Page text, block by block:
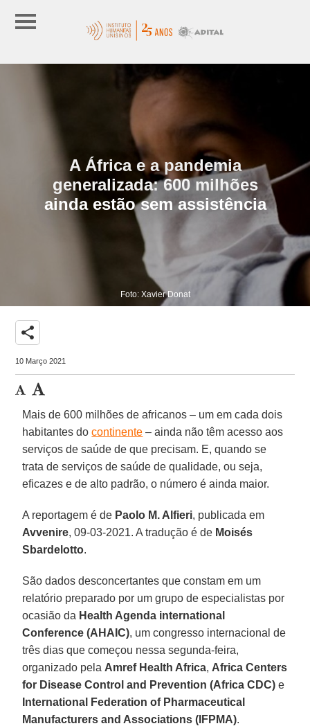
A África e a pandemia
generalizada: 600 milhões
ainda estão sem assistência
Foto: Xavier Donat
share
10 Março 2021
Mais de 600 milhões de africanos – um em cada dois
habitantes docontinente – ainda não têm acesso aos
serviços de saúde de que precisam. E, quando se
trata de serviços de saúde de qualidade, ou seja,
eficazes e de alto padrão, o número é ainda maior.
A reportagem é de Paolo M. Alfieri, publicada em
Avvenire, 09-03-2021. A tradução é de Moisés
Sbardelotto.
São dados desconcertantes que constam em um
relatório preparado por um grupo de especialistas por
ocasião da Health Agenda international
Conference (AHAIC), um congresso internacional de
três dias que começou nessa segunda-feira,
organizado pela Amref Health Africa, Africa Centers
for Disease Control and Prevention (Africa CDC) e
International Federation of Pharmaceutical
Manufacturers and Associations (IFPMA).